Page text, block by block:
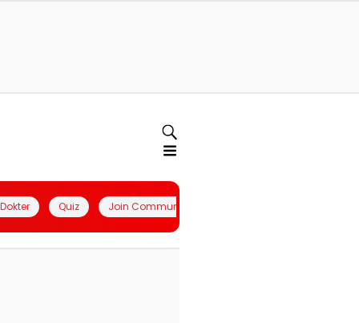
Quiz Join Community